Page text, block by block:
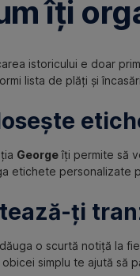
îți
istoricului e doar
lista de plăți și
Georgeîți permite să
etichete personalizate
ți
o scurtă notiță la
simplu te ajută să